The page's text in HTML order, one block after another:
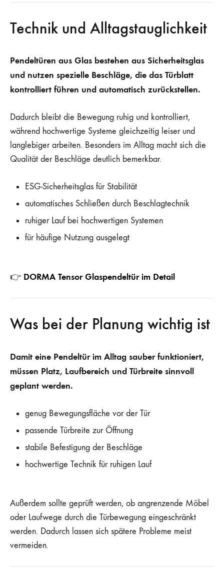
Technik und Alltagstauglichkeit
Pendeltüren aus Glas bestehen aus Sicherheitsglas
und nutzen spezielle Beschläge, die das Türblatt
kontrolliert führen und automatisch zurückstellen.
Dadurch bleibt die Bewegung ruhig und kontrolliert,
während hochwertige Systeme gleichzeitig leiser und
langlebiger arbeiten. Besonders im Alltag macht sich die
Qualität der Beschläge deutlich bemerkbar.
ESG-Sicherheitsglas für Stabilität
automatisches Schließen durch Beschlagtechnik
ruhiger Lauf bei hochwertigen Systemen
für häufige Nutzung ausgelegt
👉 DORMA Tensor Glaspendeltür im Detail
Was bei der Planung wichtig ist
Damit eine Pendeltür im Alltag sauber funktioniert,
müssen Platz, Laufbereich und Türbreite sinnvoll
geplant werden.
genug Bewegungsfläche vor der Tür
passende Türbreite zur Öffnung
stabile Befestigung der Beschläge
hochwertige Technik für ruhigen Lauf
Außerdem sollte geprüft werden, ob angrenzende Möbel
oder Laufwege durch die Türbewegung eingeschränkt
werden. Dadurch lassen sich spätere Probleme meist
vermeiden.